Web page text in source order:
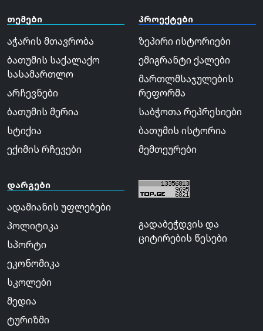
თემები
აჭარის მთავრობა
ბათუმის საქალაქო
სასამართლო
არჩევნები
ბათუმის მერია
სტიქია
ექიმის რჩევები
პროექტები
ზეპირი ისტორიები
ემიგრანტი ქალები
მართლმსაჯულების
რეფორმა
საბჭოთა რეპრესიები
ბათუმის ისტორია
მემთეურები
დარგები
ადამიანის უფლებები
პოლიტიკა
სპორტი
ეკონომიკა
სკოლები
მედია
ტურიზმი
გადაბეჭდვის და
ციტირების წესები